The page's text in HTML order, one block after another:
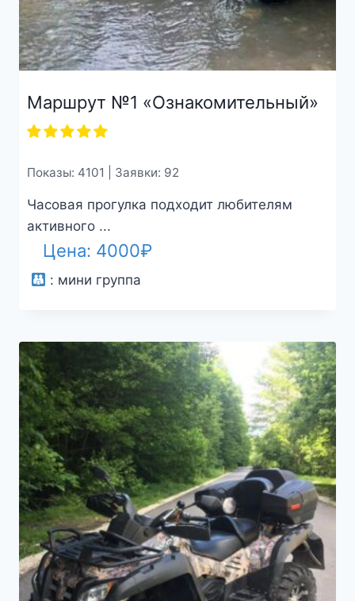
Маршрут №1 «Ознакомительный»
Показы: 4101 | Заявки: 92
Часовая прогулка подходит любителям
активного ...
Цена: 4000₽
: мини группа